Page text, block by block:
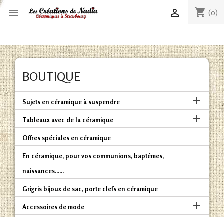
 shopping_cart (0)

BOUTIQUE
Sujets en céramique à suspendre 
Tableaux avec de la céramique 
Offres spéciales en céramique
En céramique, pour vos communions, baptêmes,
naissances......
Grigris bijoux de sac, porte clefs en céramique
Accessoires de mode 